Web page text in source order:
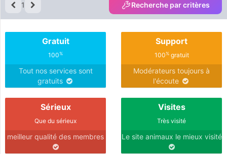
1 Recherche par critères
Gratuit
100%
Tout nos services sont
gratuits
Support
100%gratuit
Modérateurs toujours à
l'écoute
Sérieux
Que du sérieux
meilleur qualité des membres
Visites
Très visité
Le site animaux le mieux visité